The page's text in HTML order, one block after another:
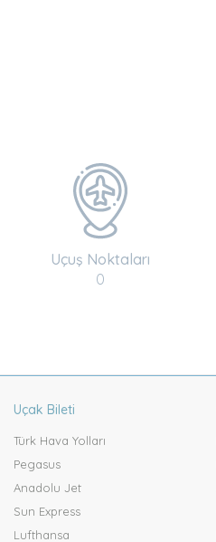
Uçuş Noktaları
0
Uçak Bileti
Türk Hava Yolları
Pegasus
Anadolu Jet
Sun Express
Lufthansa